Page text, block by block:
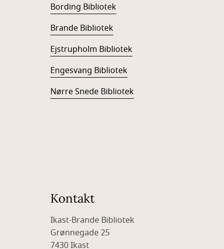
Bording Bibliotek
Brande Bibliotek
Ejstrupholm Bibliotek
Engesvang Bibliotek
Nørre Snede Bibliotek
Kontakt
Ikast-Brande Bibliotek
Grønnegade 25
7430 Ikast